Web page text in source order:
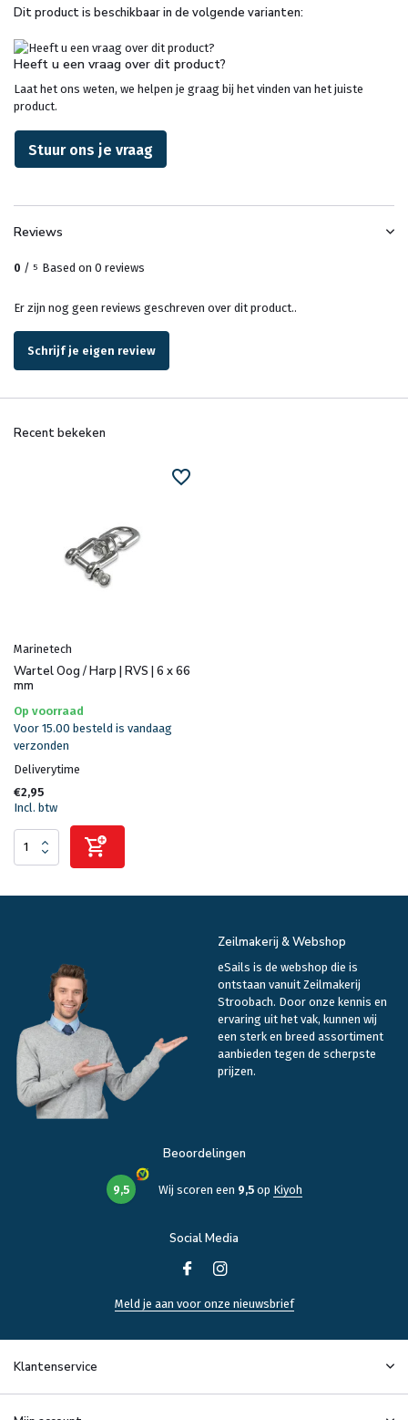
Dit product is beschikbaar in de volgende varianten:
Heeft u een vraag over dit product?
Laat het ons weten, we helpen je graag bij het vinden van het juiste
product.
Stuur ons je vraag
Reviews
0 / 5 Based on 0 reviews
Er zijn nog geen reviews geschreven over dit product..
Schrijf je eigen review
Recent bekeken
Marinetech
Wartel Oog / Harp | RVS | 6 x 66
mm
Op voorraad
Voor 15.00 besteld is vandaag
verzonden
Deliverytime
€2,95
Incl. btw
Zeilmakerij & Webshop
eSails is de webshop die is
ontstaan vanuit Zeilmakerij
Stroobach. Door onze kennis en
ervaring uit het vak, kunnen wij
een sterk en breed assortiment
aanbieden tegen de scherpste
prijzen.
Beoordelingen
9,5 Wij scoren een 9,5op Kiyoh
Social Media
Meld je aan voor onze nieuwsbrief
Klantenservice